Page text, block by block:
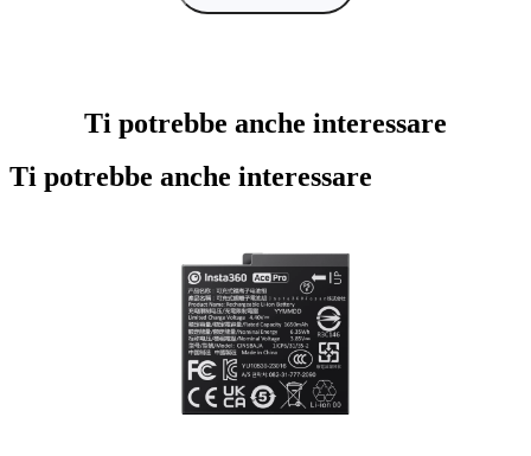
Ti potrebbe anche interessare
Ti potrebbe anche interessare